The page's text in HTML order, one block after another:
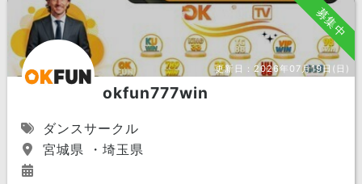
募集中
更新日：2026年07月19日(日)
okfun777win
ダンスサークル
宮城県 ・埼玉県